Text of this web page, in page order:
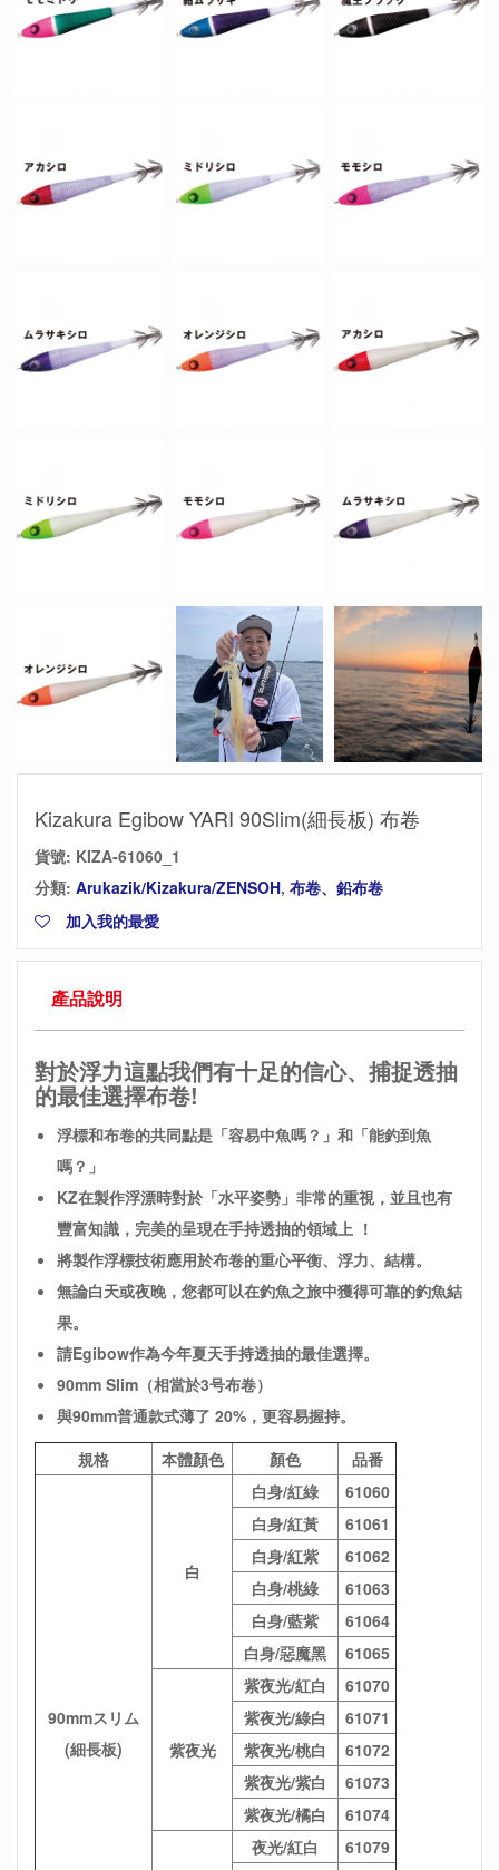
Kizakura Egibow YARI 90Slim(細長板) 布卷
貨號: KIZA-61060_1
分類: Arukazik/Kizakura/ZENSOH, 布卷、鉛布卷
加入我的最愛
產品說明
對於浮力這點我們有十足的信心、捕捉透抽
的最佳選擇布卷!
浮標和布卷的共同點是「容易中魚嗎？」和「能釣到魚
嗎？」
KZ在製作浮漂時對於「水平姿勢」非常的重視，並且也有
豐富知識，完美的呈現在手持透抽的領域上 ！
將製作浮標技術應用於布卷的重心平衡、浮力、結構。
無論白天或夜晚，您都可以在釣魚之旅中獲得可靠的釣魚結
果。
請Egibow作為今年夏天手持透抽的最佳選擇。
90mm Slim（相當於3号布卷）
與90mm普通款式薄了 20%，更容易握持。
規格
本體顏色 顏色 品番
90mmスリム
(細長板)
白
白身/紅綠
61060
白身/紅黃
61061
白身/紅紫
61062
白身/桃綠
61063
白身/藍紫
61064
白身/惡魔黑
61065
紫夜光
紫夜光/紅白
61070
紫夜光/綠白
61071
紫夜光/桃白
61072
紫夜光/紫白
61073
紫夜光/橘白
61074
夜光/紅白
61079